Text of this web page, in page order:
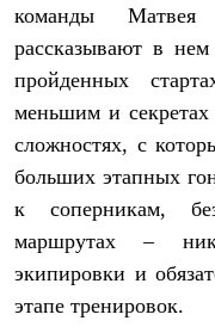
Среднее термобелье
Флисовая одежда
Куртки
Детская одежда
Утепленная пухом
Комбинезоны
Брюки
Утепленная синтетикой
Куртки
Брюки
команды
рассказывают в
пройденных
меньшим и
сложностях, с
больших этапных
к соперникам,
маршрутах –
экипировки и
этапе тренировок.